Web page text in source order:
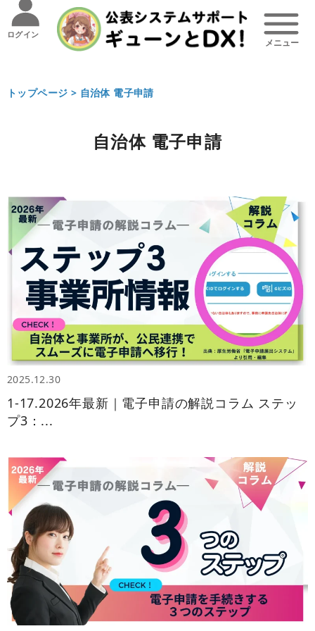
ログイン
トップページ > 自治体 電子申請
自治体 電子申請
2025.12.30
1-17.2026年最新｜電子申請の解説コラム ステッ
プ3：...